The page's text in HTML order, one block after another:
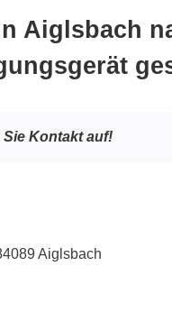
Aiglsbach
Sie Kontakt auf!